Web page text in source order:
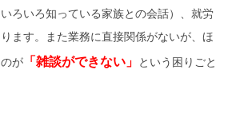
ろいろ知っている家族との会話）、就労
ます。
また業務に直接関係がないが、ほ
が 「雑談ができない」
という困りごと